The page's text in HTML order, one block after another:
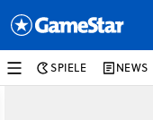
SPIELE NEWS